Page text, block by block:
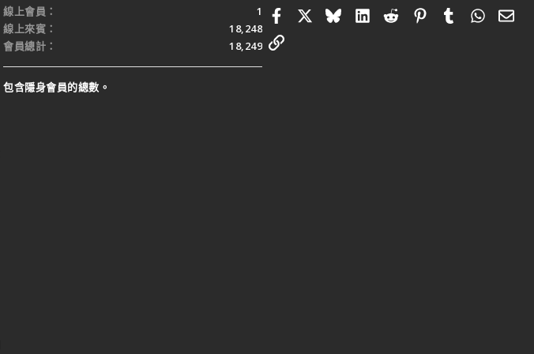
線上會員
1
線上來賓
18,248
會員總計
18,249
包含隱身會員的總數。
FacebookBlueskyLinkedIn
RedditPinterestTumblr 電
連結